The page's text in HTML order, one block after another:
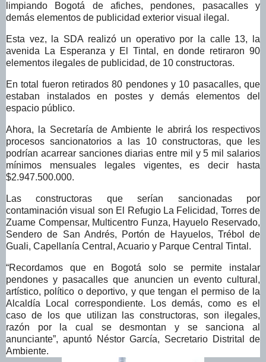
limpiando Bogotá de afiches, pendones, pasacalles y
demás elementos de publicidad exterior visual ilegal.
Esta vez, la SDA realizó un operativo por la calle 13, la
avenida La Esperanza y El Tintal, en donde retiraron 90
elementos ilegales de publicidad, de 10 constructoras.
En total fueron retirados 80 pendones y 10 pasacalles, que
estaban instalados en postes y demás elementos del
espacio público.
Ahora, la Secretaría de Ambiente le abrirá los respectivos
procesos sancionatorios a las 10 constructoras, que les
podrían acarrear sanciones diarias entre mil y 5 mil salarios
mínimos mensuales legales vigentes, es decir hasta
$2.947.500.000.
Las constructoras que serían sancionadas por
contaminación visual son El Refugio La Felicidad, Torres de
Zuame Compensar, Multicentro Funza, Hayuelo Reservado,
Sendero de San Andrés, Portón de Hayuelos, Trébol de
Guali, Capellanía Central, Acuario y Parque Central Tintal.
“Recordamos que en Bogotá solo se permite instalar
pendones y pasacalles que anuncien un evento cultural,
artístico, político o deportivo, y que tengan el permiso de la
Alcaldía Local correspondiente. Los demás, como es el
caso de los que utilizan las constructoras, son ilegales,
razón por la cual se desmontan y se sanciona al
anunciante”, apuntó Néstor García, Secretario Distrital de
Ambiente.